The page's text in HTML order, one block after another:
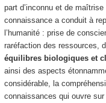
part d’inconnu et de
connaissance a conduit à
l’humanité : prise de
raréfaction des ressources,
équilibres biologiques et
ainsi des aspects
considérable, la
connaissances qui ouvre